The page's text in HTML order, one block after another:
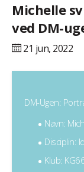
Michelle
ved DM-
21 jun, 2022
DM-Ugen:
Navn:
Disciplin:
Klub: